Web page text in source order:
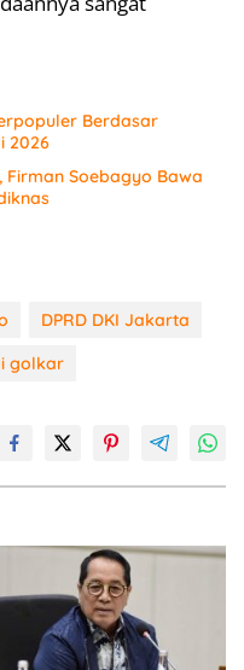
Berdasar
2026
Firman Soebagyo Bawa
DPRD DKI Jakarta
golkar